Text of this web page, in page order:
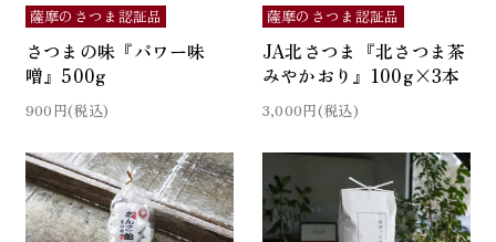
薩摩のさつま認証品
さつまの味『パワー味
噌』500g
900円(税込)
薩摩のさつま認証品
JA北さつま『北さつま茶
みやかおり』100g×3本
3,000円(税込)